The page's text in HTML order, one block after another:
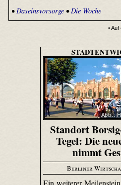
•Daseinsvorsorge•Die Woche
•
Abb.:
Standort
Tegel: Die
nimmt
Berliner